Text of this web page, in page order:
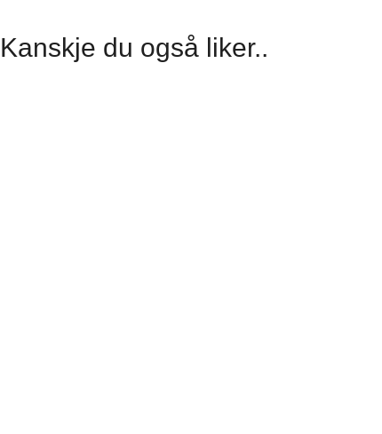
Kanskje du også liker..